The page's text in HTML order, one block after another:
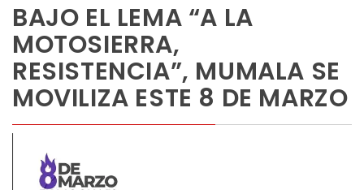
BAJO EL LEMA “A LA
MOTOSIERRA,
RESISTENCIA”, MUMALA SE
MOVILIZA ESTE 8 DE MARZO